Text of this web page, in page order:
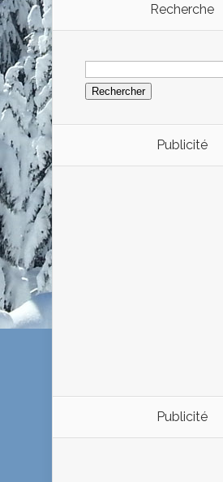
Recherche
Rechercher :
Publicité
Publicité